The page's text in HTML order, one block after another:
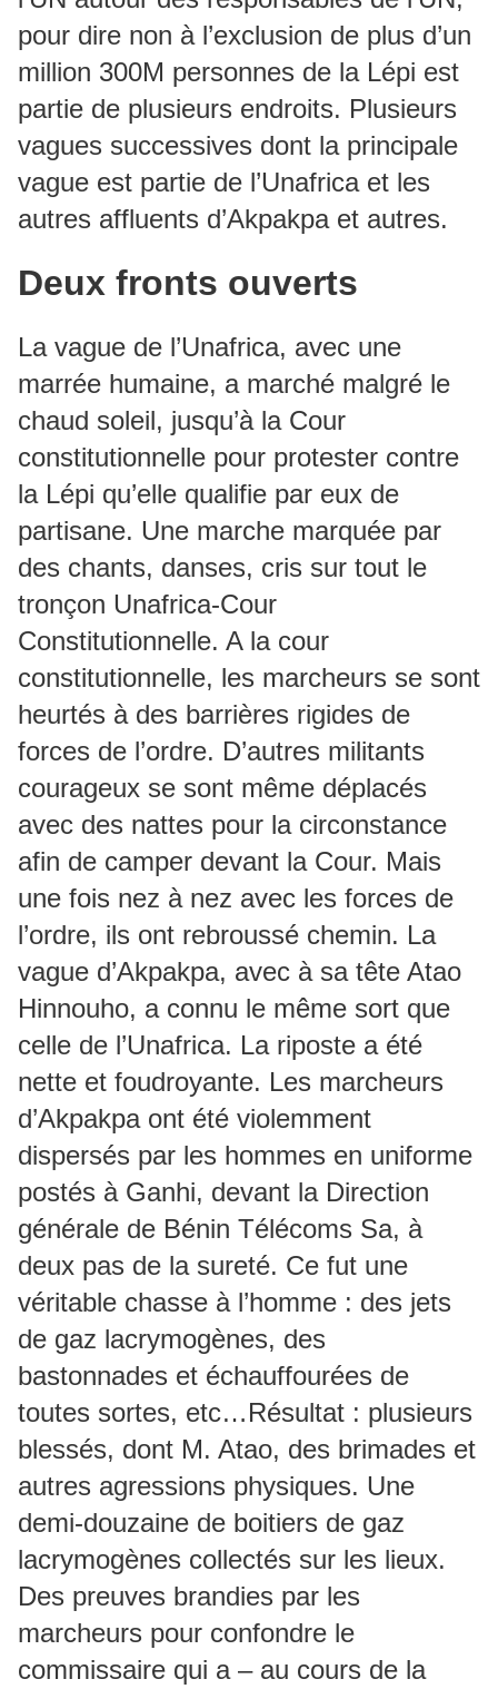
pour dire non à l’exclusion de plus d’un
million 300M personnes de la Lépi est
partie de plusieurs endroits. Plusieurs
vagues successives dont la principale
vague est partie de l’Unafrica et les
autres affluents d’Akpakpa et autres.
Deux fronts ouverts
La vague de l’Unafrica, avec une
marrée humaine, a marché malgré le
chaud soleil, jusqu’à la Cour
constitutionnelle pour protester contre
la Lépi qu’elle qualifie par eux de
partisane. Une marche marquée par
des chants, danses, cris sur tout le
tronçon Unafrica-Cour
Constitutionnelle. A la cour
constitutionnelle, les marcheurs se sont
heurtés à des barrières rigides de
forces de l’ordre. D’autres militants
courageux se sont même déplacés
avec des nattes pour la circonstance
afin de camper devant la Cour. Mais
une fois nez à nez avec les forces de
l’ordre, ils ont rebroussé chemin. La
vague d’Akpakpa, avec à sa tête Atao
Hinnouho, a connu le même sort que
celle de l’Unafrica. La riposte a été
nette et foudroyante. Les marcheurs
d’Akpakpa ont été violemment
dispersés par les hommes en uniforme
postés à Ganhi, devant la Direction
générale de Bénin Télécoms Sa, à
deux pas de la sureté. Ce fut une
véritable chasse à l’homme : des jets
de gaz lacrymogènes, des
bastonnades et échauffourées de
toutes sortes, etc…Résultat : plusieurs
blessés, dont M. Atao, des brimades et
autres agressions physiques. Une
demi-douzaine de boitiers de gaz
lacrymogènes collectés sur les lieux.
Des preuves brandies par les
marcheurs pour confondre le
commissaire qui a – au cours de la